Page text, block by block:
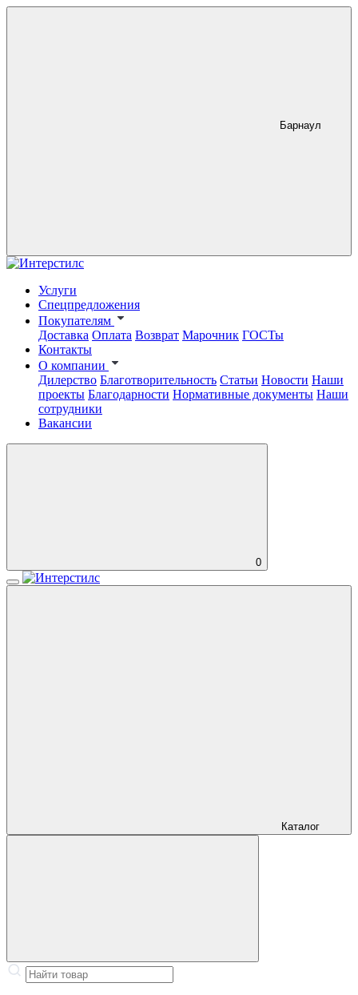
Барнаул
Услуги
Спецпредложения
Покупателям
Доставка Оплата Возврат Марочник ГОСТы
Контакты
О компании
Дилерство Благотворительность Статьи Новости Наши
проекты Благодарности Нормативные документы Наши
сотрудники
Вакансии
0
Каталог